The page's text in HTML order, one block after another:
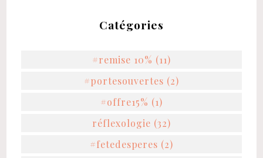
Catégories
#remise 10% (11)
#portesouvertes (2)
#offre15% (1)
réflexologie (32)
#fetedesperes (2)